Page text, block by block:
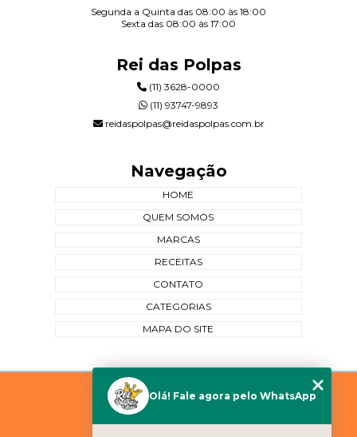
Segunda a Quinta das 08:00 às 18:00
Sexta das 08:00 às 17:00
Rei das Polpas
(11) 3628-0000
(11) 93747-9893
reidaspolpas@reidaspolpas.com.br
Navegação
HOME
QUEM SOMOS
MARCAS
RECEITAS
CONTATO
CATEGORIAS
MAPA DO SITE
Copyright © Rei das Polpas. (Lei 9610 de 19/02/1998)
Olá! Fale agora pelo WhatsApp